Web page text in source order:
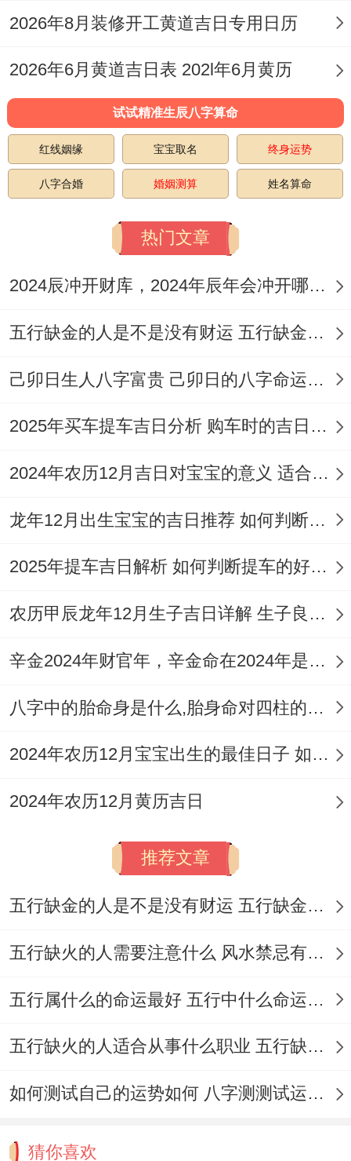
✓ 强效匹配:焚香三炷、供三杯清茶
✓ 附加吉兆:燃点酥油灯、默诵《安土地神
咒
✗ 首要规避：供桌背对门窗、使用凋谢鲜花
✗ 次要规避：香炉灰超过七分满
财位:西北（宜放置水晶洞）
农历 乙巳年十一月初一日
天干地支乙巳年戊子月丁酉日
【宜】祭祀、纳畜、会亲友、解除旧厄
【冲】鸡日冲（卯兔）| 岁破方位:正东
✓ 附加吉兆:绕香炉顺时针三圈、佩带开光
符箓
✗ 首要规避:供品含释迦果、刀具外露
吉时:未时（13：00-15：00）
祭拜土地公三大核心禁忌
禁忌供品不洁
明不敬，易招厄运。
现实考量：变质供品易滋生蚊虫~损坏祭拜
能量原理：深夜阴气旺盛~与土地公【阳
神】属性相冲 - 易引灵体干扰！
2026年8月装修开工黄道吉日专用日历
2026年6月黄道吉日表 202l年6月黄历
试试精准生辰八字算命
红线姻缘 宝宝取名 终身运势
八字合婚 婚姻测算 姓名算命
热门文章
2024辰冲开财库，2024年辰年会冲开哪些人的财库
五行缺金的人是不是没有财运 五行缺金的人命运好不好
己卯日生人八字富贵 己卯日的八字命运如何
2025年买车提车吉日分析 购车时的吉日与禁忌
2024年农历12月吉日对宝宝的意义 适合龙年宝宝出生的日子有哪些
龙年12月出生宝宝的吉日推荐 如何判断吉日是否适合宝宝
2025年提车吉日解析 如何判断提车的好日子
农历甲辰龙年12月生子吉日详解 生子良辰的影响因素
辛金2024年财官年，辛金命在2024年是财官年还是财印年
八字中的胎命身是什么,胎身命对四柱的影响
2024年农历12月宝宝出生的最佳日子 如何挑选适合的吉日
2024年农历12月黄历吉日
推荐文章
五行缺金的人是不是没有财运 五行缺金的人命运好不好
五行缺火的人需要注意什么 风水禁忌有哪些
五行属什么的命运最好 五行中什么命运势旺盛
五行缺火的人适合从事什么职业 五行缺火的人适合从事的职业有哪些
如何测试自己的运势如何 八字测测试运运程
猜你喜欢